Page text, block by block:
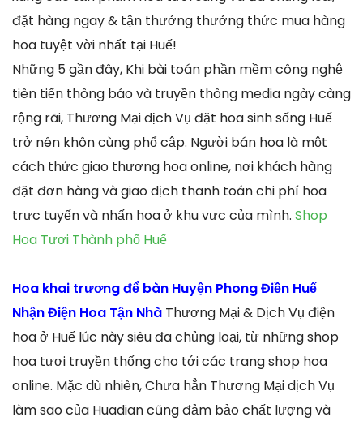
đặt hàng ngay & tận thưởng thưởng thức mua hàng
hoa tuyệt vời nhất tại Huế!
Những 5 gần đây, Khi bài toán phần mềm công nghệ
tiên tiến thông báo và truyền thông media ngày càng
rộng rãi, Thương Mại dịch Vụ đặt hoa sinh sống Huế
trở nên khôn cùng phổ cập. Người bán hoa là một
cách thức giao thương hoa online, nơi khách hàng
đặt đơn hàng và giao dịch thanh toán chi phí hoa
trực tuyến và nhấn hoa ở khu vực của mình. Shop
Hoa Tươi Thành phố Huế
Hoa khai trương để bàn Huyện Phong Điền Huế
Nhận Điện Hoa Tận Nhà Thương Mại & Dịch Vụ điện
hoa ở Huế lúc này siêu đa chủng loại, từ những shop
hoa tươi truyền thống cho tới các trang shop hoa
online. Mặc dù nhiên, Chưa hẳn Thương Mại dịch Vụ
làm sao của Huadian cũng đảm bảo chất lượng và